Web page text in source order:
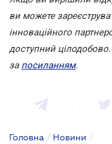
ви можете
інноваційного
доступний
за посиланням.
Головна / Новини /